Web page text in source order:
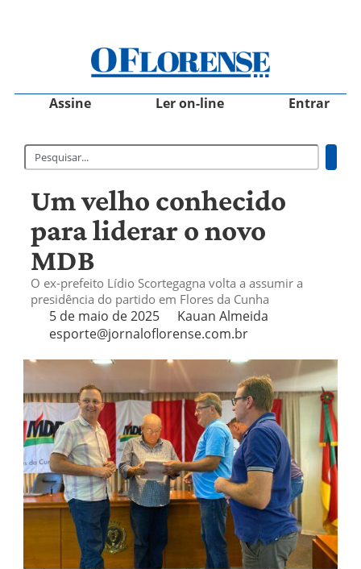
Assine Ler on-line Entrar
Um velho conhecido
para liderar o novo
MDB
O ex-prefeito Lídio Scortegagna volta a assumir a
presidência do partido em Flores da Cunha
5 de maio de 2025
Kauan Almeida
esporte@jornaloflorense.com.br